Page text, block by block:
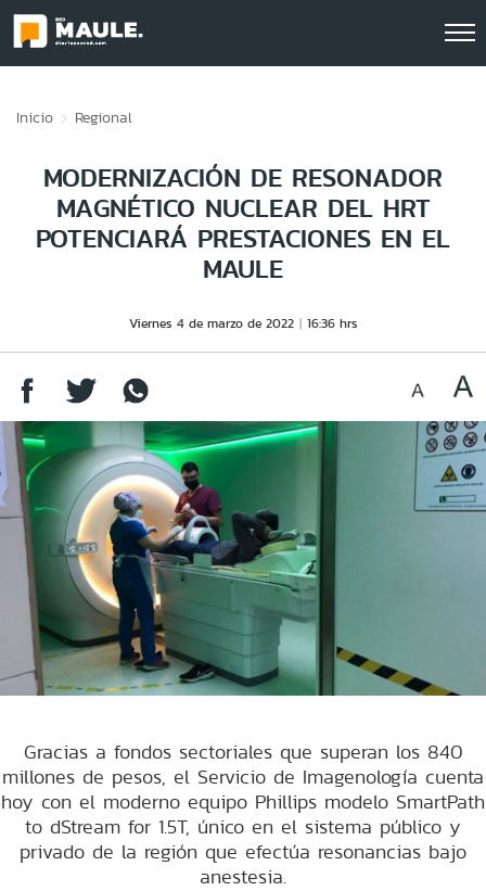
Inicio Regional
MODERNIZACIÓN DE RESONADOR
MAGNÉTICO NUCLEAR DEL HRT
POTENCIARÁ PRESTACIONES EN EL
MAULE
Viernes 4 de marzo de 2022 16:36 hrs
Gracias a fondos sectoriales que superan los 840
millones de pesos, el Servicio de Imagenología cuenta
hoy con el moderno equipo Phillips modelo SmartPath
to dStream for 1.5T, único en el sistema público y
privado de la región que efectúa resonancias bajo
anestesia.